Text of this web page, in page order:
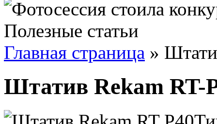
Полезные статьи
Главная страница »
Штатив Rekam RT-